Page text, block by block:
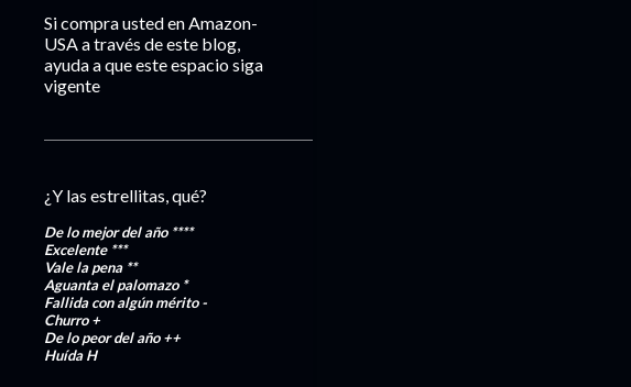
Si compra usted en Amazon-
USA a través de este blog,
ayuda a que este espacio siga
vigente
¿Y las estrellitas, qué?
De lo mejor del año ****
Excelente***
Vale la pena **
Aguanta el palomazo *
Fallida con algún mérito-
Churro+
De lo peor del año++
HuídaH